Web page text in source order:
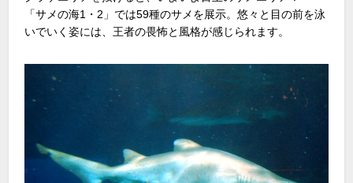
「サメの海1・2」では59種のサメを展示。悠々と目の前を泳
いでいく姿には、王者の畏怖と風格が感じられます。